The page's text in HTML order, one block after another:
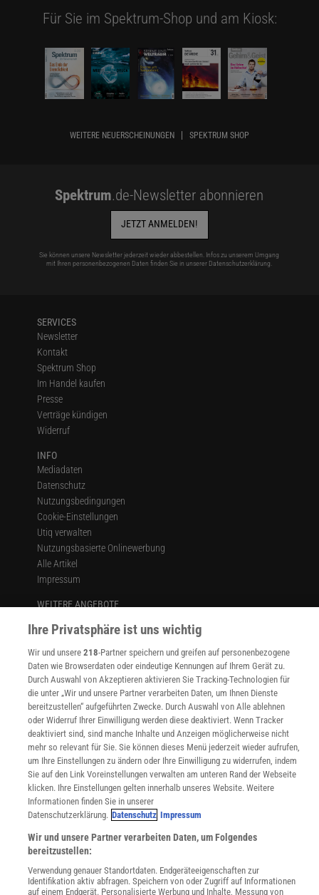
Für Sie im Spektrum-Shop und am Kiosk:
WEITERE NEUERSCHEINUNGEN SPEKTRUM SHOP
Spektrum.de-Newsletter abonnieren
JETZT ANMELDEN!
Sie können unsere Newsletter jederzeit wieder abbestellen. Infos zu unserem Umgang
mit Ihren personenbezogenen Daten finden Sie in unserer Datenschutzerklärung
SERVICES
Newsletter
Kontakt
Spektrum Shop
Im Handel kaufen
Presse
Verträge kündigen
Widerruf
INFO
Mediadaten
Datenschutz
Nutzungsbedingungen
Cookie-Einstellungen
Utiq verwalten
Nutzungsbasierte Onlinewerbung
Alle Artikel
Impressum
WEITERE ANGEBOTE
Angebote für Institutionen
Sprachen lernen mit Gymglish
Lexika
Für Spektrum schreiben
Zugänglichkeitserklärung
WEBSEITEN
KielSCN
Wissenschaft in die Schulen
SciLogs
Uns finden Sie auch hier:
Ihre Privatsphäre ist uns wichtig
Wir und unsere218-Partner speichern und greifen auf personenbezogene
Daten wie Browserdaten oder eindeutige Kennungen auf Ihrem Gerät zu.
Durch Auswahl von Akzeptieren aktivieren Sie Tracking-Technologien für
die unter „Wir und unsere Partner verarbeiten Daten, um Ihnen Dienste
bereitzustellen“ aufgeführten Zwecke. Durch Auswahl von Alle ablehnen
oder Widerruf Ihrer Einwilligung werden diese deaktiviert. Wenn Tracker
deaktiviert sind, sind manche Inhalte und Anzeigen möglicherweise nicht
mehr so relevant für Sie. Sie können dieses Menü jederzeit wieder aufrufen,
um Ihre Einstellungen zu ändern oder Ihre Einwilligung zu widerrufen, indem
Sie auf den Link Voreinstellungen verwalten am unteren Rand der Webseite
klicken. Ihre Einstellungen gelten innerhalb unseres Website. Weitere
Informationen finden Sie in unserer
Datenschutzerklärung. Datenschutz Impressum
Wir und unsere Partner verarbeiten Daten, um Folgendes
bereitzustellen:
Verwendung genauer Standortdaten. Endgeräteeigenschaften zur
Identifikation aktiv abfragen. Speichern von oder Zugriff auf Informationen
auf einem Endgerät. Personalisierte Werbung und Inhalte, Messung von